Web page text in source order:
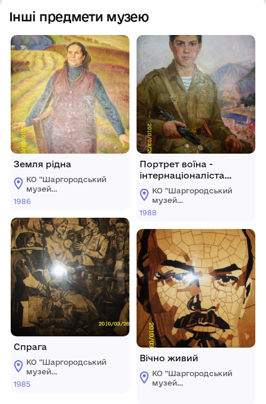
Інші предмети музею
Земля рідна
КО "Шаргородський
музей
образотворчого
Шаргородської
міської ради
1986
Спрага
КО "Шаргородський
музей
образотворчого
1985
Портрет воїна -
інтернаціоналіста
Ніколайчук Г.В.
КО "Шаргородський
музей
образотворчого
Шаргородської
міської ради
1988
Вічно живий
КО "Шаргородський
музей